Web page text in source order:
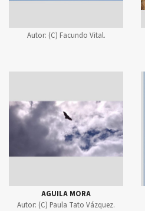
Autor: (C) Facundo Vital.
AGUILA MORA
Autor: (C) Paula Tato Vázquez.